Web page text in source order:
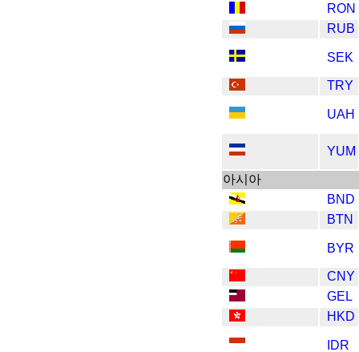
RON
RUB
SEK
TRY
UAH
YUM
아시아
BND
BTN
BYR
CNY
GEL
HKD
IDR